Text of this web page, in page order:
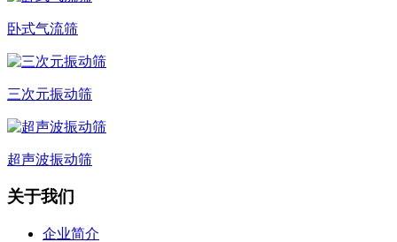
卧式气流筛
三次元振动筛
超声波振动筛
关于我们
企业简介